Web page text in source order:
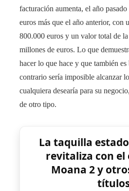
facturación aumenta, el año
euros más que el año anterior, con
800.000 euros y un valor total de
millones de euros. Lo que
hacer lo que hace y que también
contrario sería imposible alcanzar
cualquiera desearía para su
de otro tipo.
La taquilla
revitaliza con el
Moana 2 y